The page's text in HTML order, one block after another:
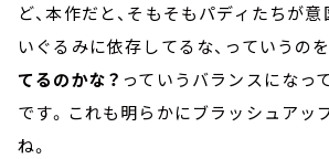
ど、本作だと、そもそもパディたちが
いぐるみに依存してるな、っていうのを
てるのかな？ っていうバランスになっ
です。これも明らかにブラッシュアッ
ね。